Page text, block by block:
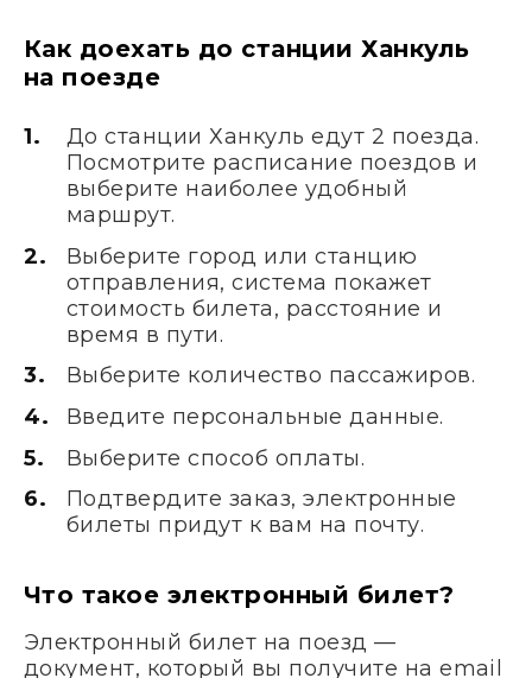
Как доехать до станции Ханкуль
на поезде
До станции Ханкуль едут 2 поезда.
Посмотрите расписание поездов и
выберите наиболее удобный
маршрут.
Выберите город или станцию
отправления, система покажет
стоимость билета, расстояние и
время в пути.
Выберите количество пассажиров.
Введите персональные данные.
Выберите способ оплаты.
Подтвердите заказ, электронные
билеты придут к вам на почту.
Что такое электронный билет?
Электронный билет на поезд —
документ, который вы получите на email